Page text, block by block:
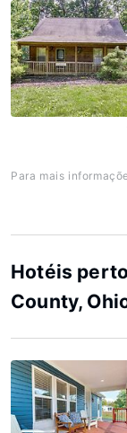
Para mais
Hotéis
County,